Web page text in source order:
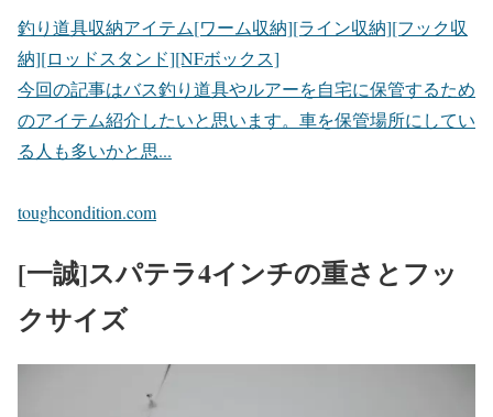
釣り道具収納アイテム[ワーム収納][ライン収納][フック収
納][ロッドスタンド][NFボックス]
今回の記事はバス釣り道具やルアーを自宅に保管するため
のアイテム紹介したいと思います。車を保管場所にしてい
る人も多いかと思...
toughcondition.com
[一誠]スパテラ4インチの重さとフッ
クサイズ